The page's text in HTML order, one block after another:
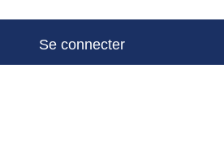
Se connecter